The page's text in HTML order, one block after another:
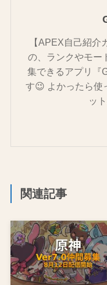
【APEX自己紹
の、ランクやモー
集できるアプリ『
す😉 よかったら使
ッ
関連記事